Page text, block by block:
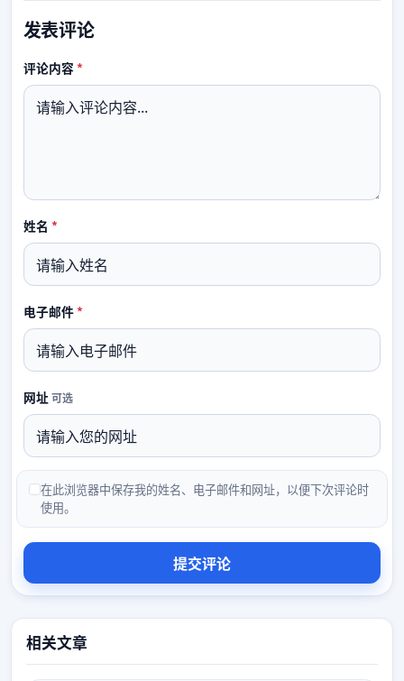
发表评论
评论内容*必填
姓名 *必填
电子邮件*必填
网址 可选
在此浏览器中保存我的姓名、电子邮件和网址，以便下次评论时
使用。
相关文章